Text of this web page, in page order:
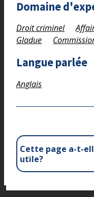
Domaine
Droit criminel
Gladue
Langue parlée
Anglais
Cette page a-t-
utile?